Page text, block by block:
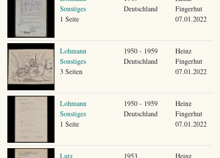
Sonstiges
1 Seite
Deutschland
Fingerhut
07.01.2022
Lohmann
Sonstiges
3 Seiten
1950 - 1959
Deutschland
Heinz
Fingerhut
07.01.2022
Lohmann
Sonstiges
1 Seite
1950 - 1959
Deutschland
Heinz
Fingerhut
07.01.2022
Lutz
1953
Heinz